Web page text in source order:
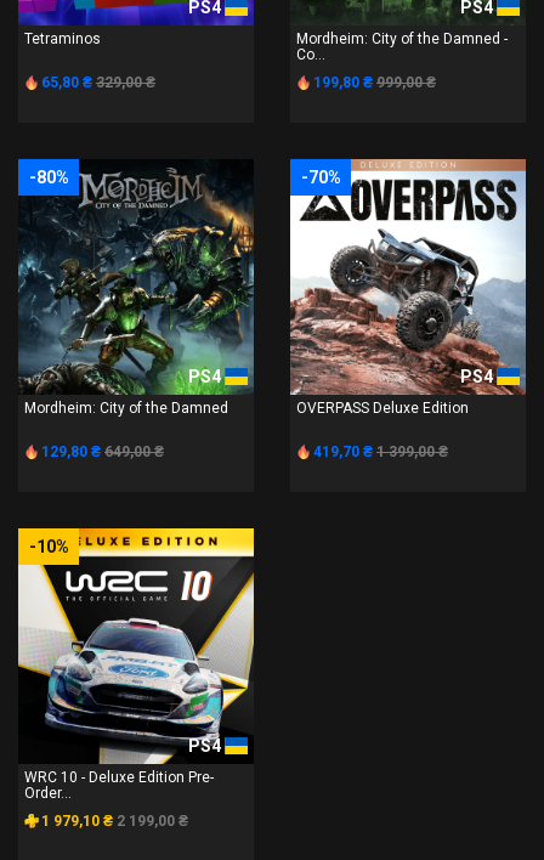
PS4
Tetraminos
65,80 ₴ 329,00 ₴
PS4
Mordheim: City of the Damned -
Co...
199,80 ₴ 999,00 ₴
-80%
PS4
Mordheim: City of the Damned
129,80 ₴ 649,00 ₴
-70%
PS4
OVERPASS Deluxe Edition
419,70 ₴ 1 399,00 ₴
-10%
PS4
WRC 10 - Deluxe Edition Pre-
Order...
1 979,10 ₴ 2 199,00 ₴